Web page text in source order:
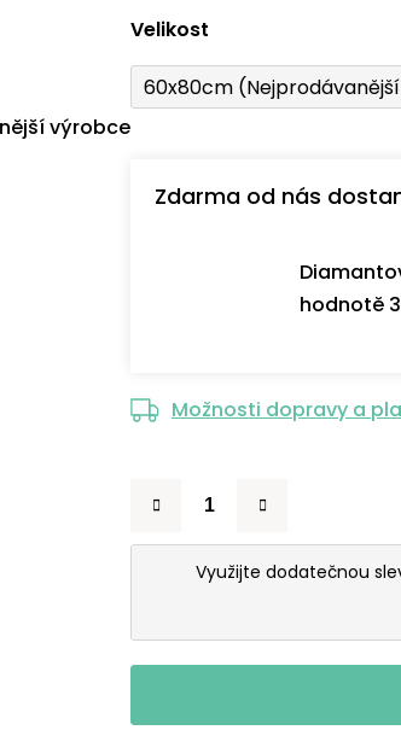
Velikost
60x80cm
Zdarma od nás
hodnotě
Možnosti dopravy a
Využijte dodatečnou
výrobce